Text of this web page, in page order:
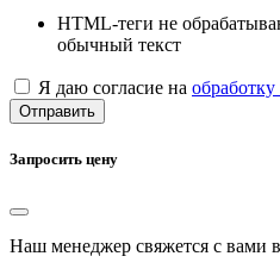
HTML-теги не
обычный текст
Я даю согласие на
Отправить
Запросить цену
Наш менеджер свяжется с вами